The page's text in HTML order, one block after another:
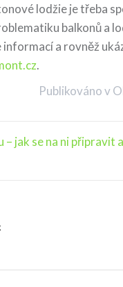
lodžie je třeba
balkonů a
informací a rovněž
.
Publikováno v
– jak se na ni připravit